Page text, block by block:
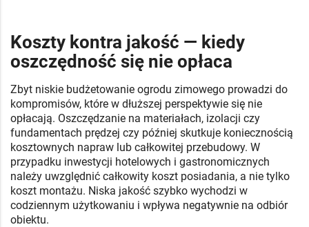
Koszty kontra jakość — kiedy
oszczędność się nie opłaca
Zbyt niskie budżetowanie ogrodu zimowego prowadzi do
kompromisów, które w dłuższej perspektywie się nie
opłacają. Oszczędzanie na materiałach, izolacji czy
fundamentach prędzej czy później skutkuje koniecznością
kosztownych napraw lub całkowitej przebudowy. W
przypadku inwestycji hotelowych i gastronomicznych
należy uwzględnić całkowity koszt posiadania, a nie tylko
koszt montażu. Niska jakość szybko wychodzi w
codziennym użytkowaniu i wpływa negatywnie na odbiór
obiektu.